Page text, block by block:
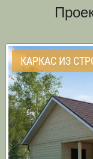
КАРКАС ИЗ